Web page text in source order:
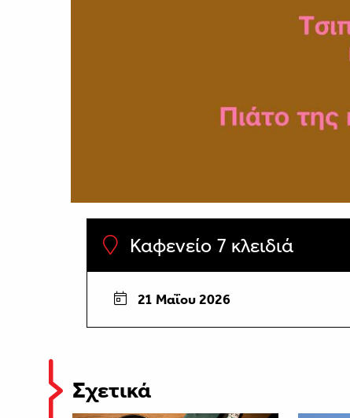
Καφενείο 7 κλειδιά
21 Μαΐου 2026
Σχετικά